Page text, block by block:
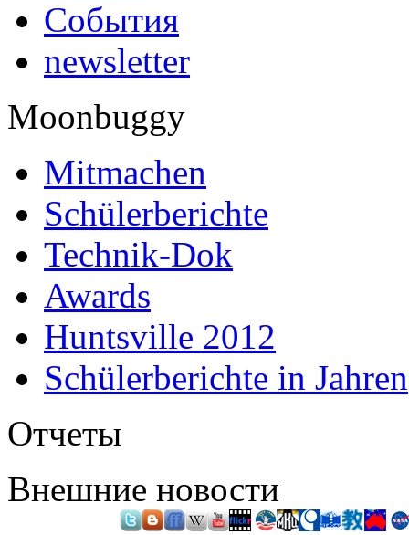
События
newsletter
Moonbuggy
Mitmachen
Schülerberichte
Technik-Dok
Awards
Huntsville 2012
Schülerberichte in Jahren
Отчеты
Внешние новости